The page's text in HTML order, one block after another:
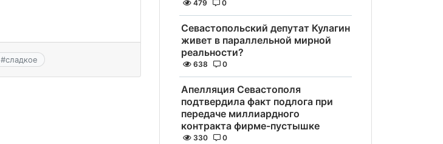
#сладкое
479 0
Севастопольский депутат Кулагин
живет в параллельной мирной
реальности?
638 0
Апелляция Севастополя
подтвердила факт подлога при
передаче миллиардного
контракта фирме-пустышке
330 0